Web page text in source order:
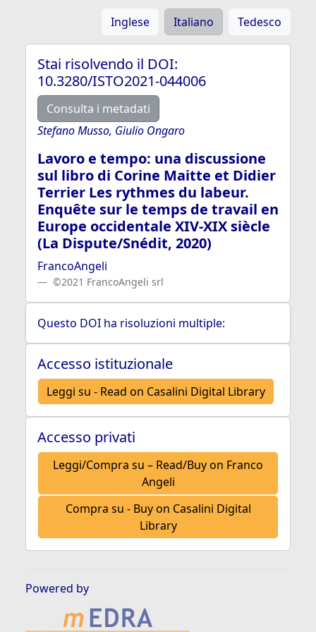
Inglese Italiano Tedesco
Stai risolvendo il DOI:
10.3280/ISTO2021-044006
Consulta i metadati
Stefano Musso, Giulio Ongaro
Lavoro e tempo: una discussione
sul libro di Corine Maitte et Didier
Terrier Les rythmes du labeur.
Enquête sur le temps de travail en
Europe occidentale XIV-XIX siècle
(La Dispute/Snédit, 2020)
FrancoAngeli
©2021 FrancoAngeli srl
Questo DOI ha risoluzioni multiple:
Accesso istituzionale
Leggi su - Read on Casalini Digital Library
Accesso privati
Leggi/Compra su – Read/Buy on Franco
Angeli
Compra su - Buy on Casalini Digital
Library
Powered by